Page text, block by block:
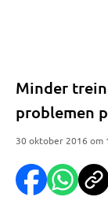
Minder
problemen
30 oktober 2016 om